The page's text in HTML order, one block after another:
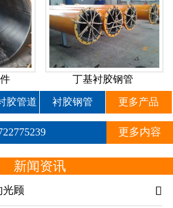
丁基衬胶钢管
胶管道 衬胶钢管 更多产品
更多内容
新闻资讯
光顾 